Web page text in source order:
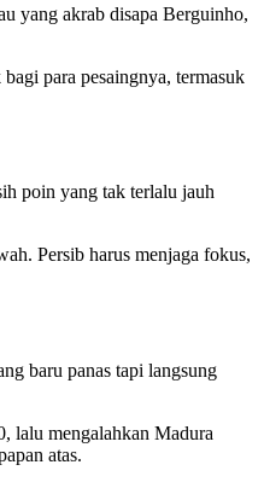
yang akrab disapa Berguinho,
para pesaingnya, termasuk
poin yang tak terlalu jauh
Persib harus menjaga fokus,
baru panas tapi langsung
lalu mengalahkan Madura
atas.